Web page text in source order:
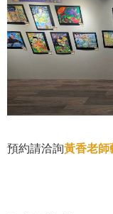
預約請洽詢黃香老師